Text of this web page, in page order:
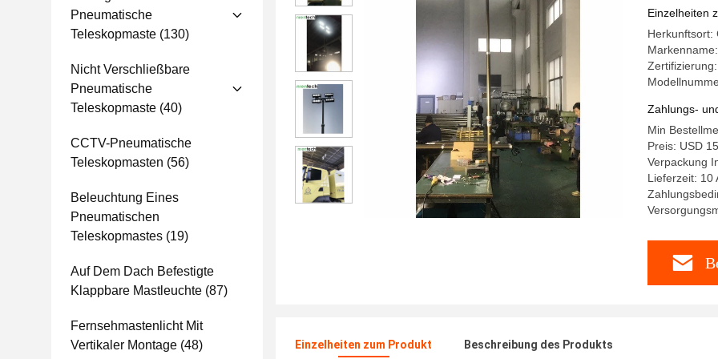
Pneumatische
Teleskopmaste (130)
Nicht Verschließbare
Pneumatische
Teleskopmaste (40)
CCTV-Pneumatische
Teleskopmasten (56)
Beleuchtung Eines
Pneumatischen
Teleskopmastes (19)
Auf Dem Dach Befestigte
Klappbare Mastleuchte (87)
Fernsehmastenlicht Mit
Vertikaler Montage (48)
480LED
Einzelheiten
Herkunftsort:
Zahlungs-
Min
Preis: USD
Verpackung
Lieferzeit: 10
Einzelheiten zum Produkt Beschreibung des Produkts